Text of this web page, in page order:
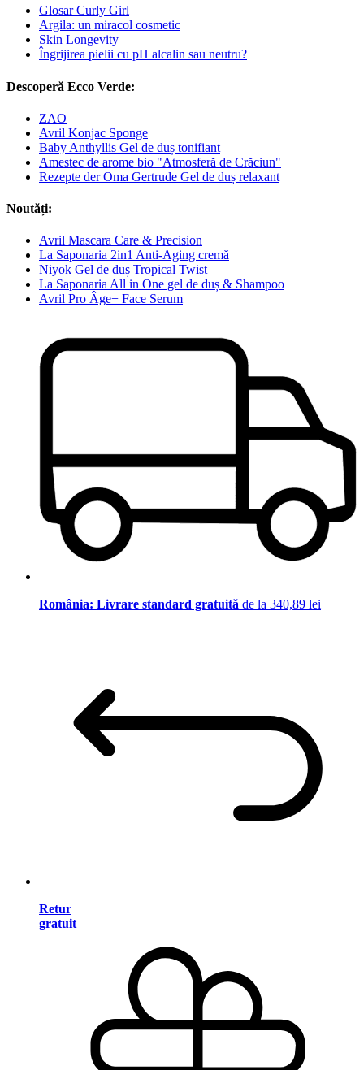
Glosar Curly Girl
Argila: un miracol cosmetic
Skin Longevity
Îngrijirea pielii cu pH alcalin sau neutru?
Descoperă Ecco Verde:
ZAO
Avril Konjac Sponge
Baby Anthyllis Gel de duș tonifiant
Amestec de arome bio "Atmosferă de Crăciun"
Rezepte der Oma Gertrude Gel de duș relaxant
Noutăți:
Avril Mascara Care & Precision
La Saponaria 2in1 Anti-Aging cremă
Niyok Gel de duș Tropical Twist
La Saponaria All in One gel de duș & Shampoo
Avril Pro Âge+ Face Serum
România: Livrare standard gratuită de la 340,89 lei
Retur
gratuit